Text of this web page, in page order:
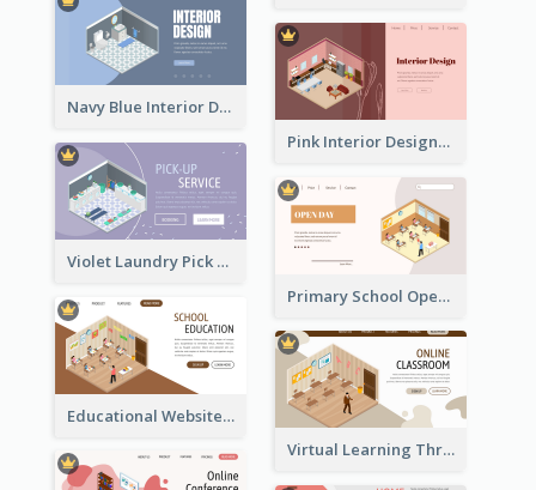
Navy Blue Interior Designer Website With Isometric Diagram
Pink Interior Designer Landing Page With Isometric Graphics
Violet Laundry Pick Up Service With Isometric Diagram
Primary School Opening Day With Isometric Diagram
Educational Website Registration With Isometric Diagram
Virtual Learning Through Classroom With Isometric Diagram